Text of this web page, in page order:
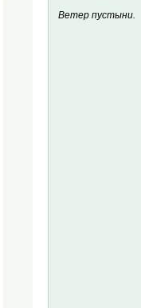
Ветер пустыни.